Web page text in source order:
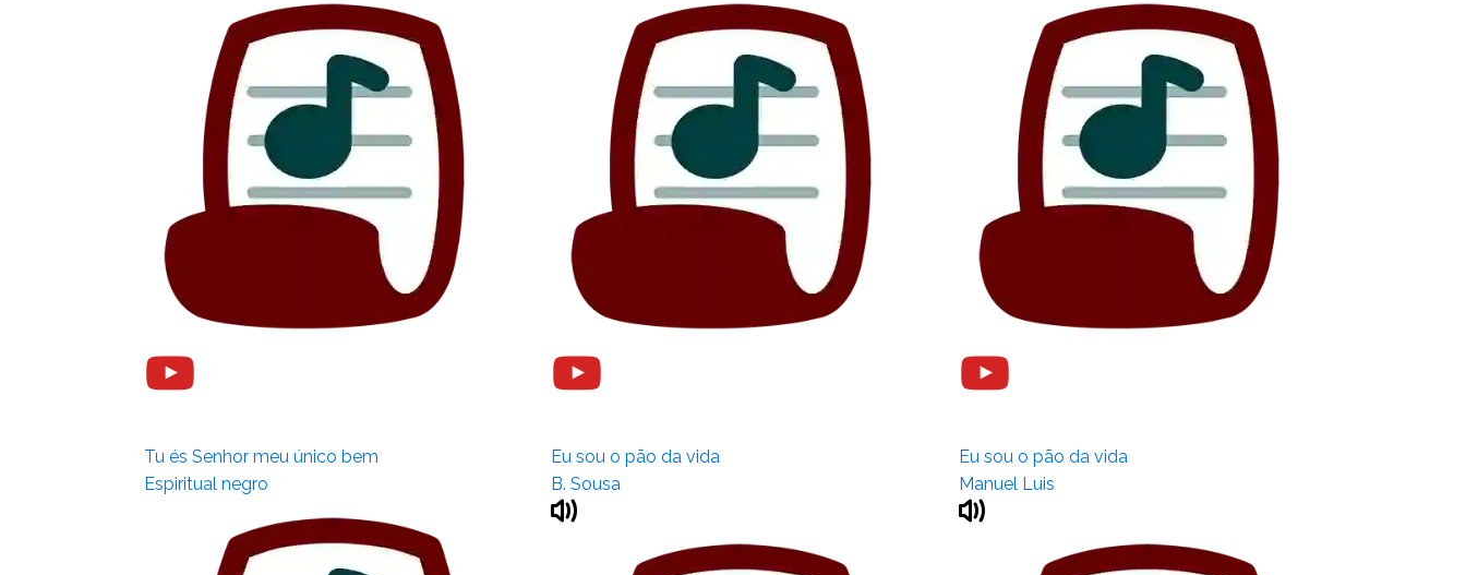
Tu és Senhor meu único bem
Espiritual negro
Eu sou o pão da vida
B. Sousa
Eu sou o pão da vida
Manuel Luis